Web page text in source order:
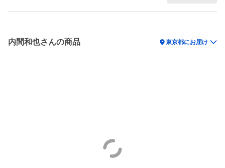
内間和也さんの商品 location_on東京都にお届け